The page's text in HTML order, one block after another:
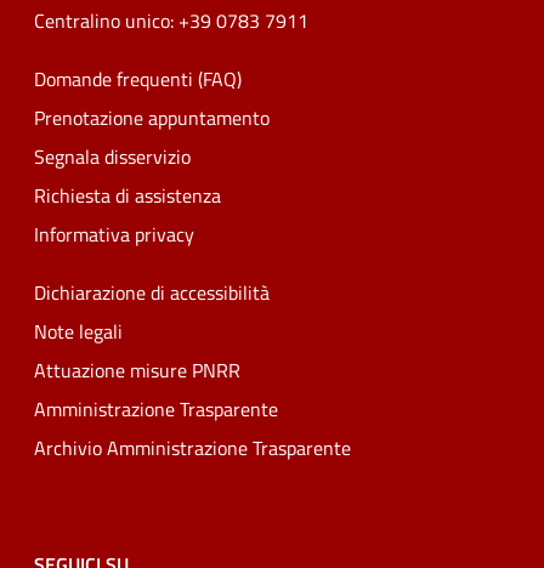
Centralino unico: +39 0783 7911
Domande frequenti (FAQ)
Prenotazione appuntamento
Segnala disservizio
Richiesta di assistenza
Informativa privacy
Dichiarazione di accessibilità
Note legali
Attuazione misure PNRR
Amministrazione Trasparente
Archivio Amministrazione Trasparente